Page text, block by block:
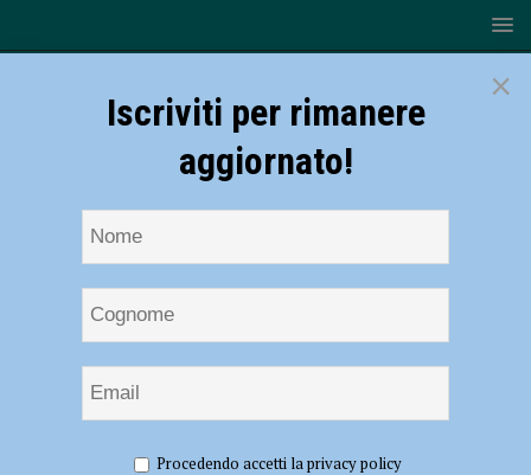
Natale” al Conservatorio Nicolini, il 20 dicembre concerto lirico
×
Iscriviti per rimanere
aggiornato!
Procedendo accetti la privacy policy